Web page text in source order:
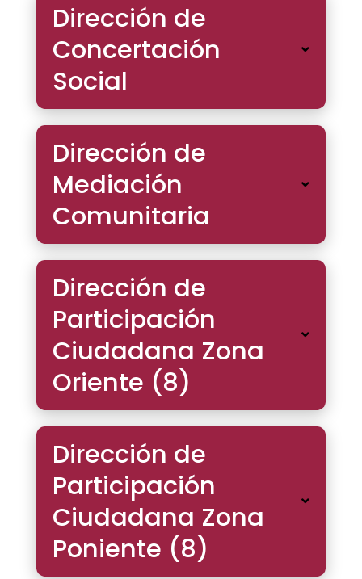
Dirección de
Concertación
Social
Dirección de
Mediación
Comunitaria
Dirección de
Participación
Ciudadana Zona
Oriente (8)
Dirección de
Participación
Ciudadana Zona
Poniente (8)